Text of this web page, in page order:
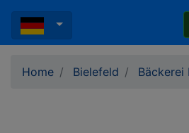
Home Bielefeld Bäckerei